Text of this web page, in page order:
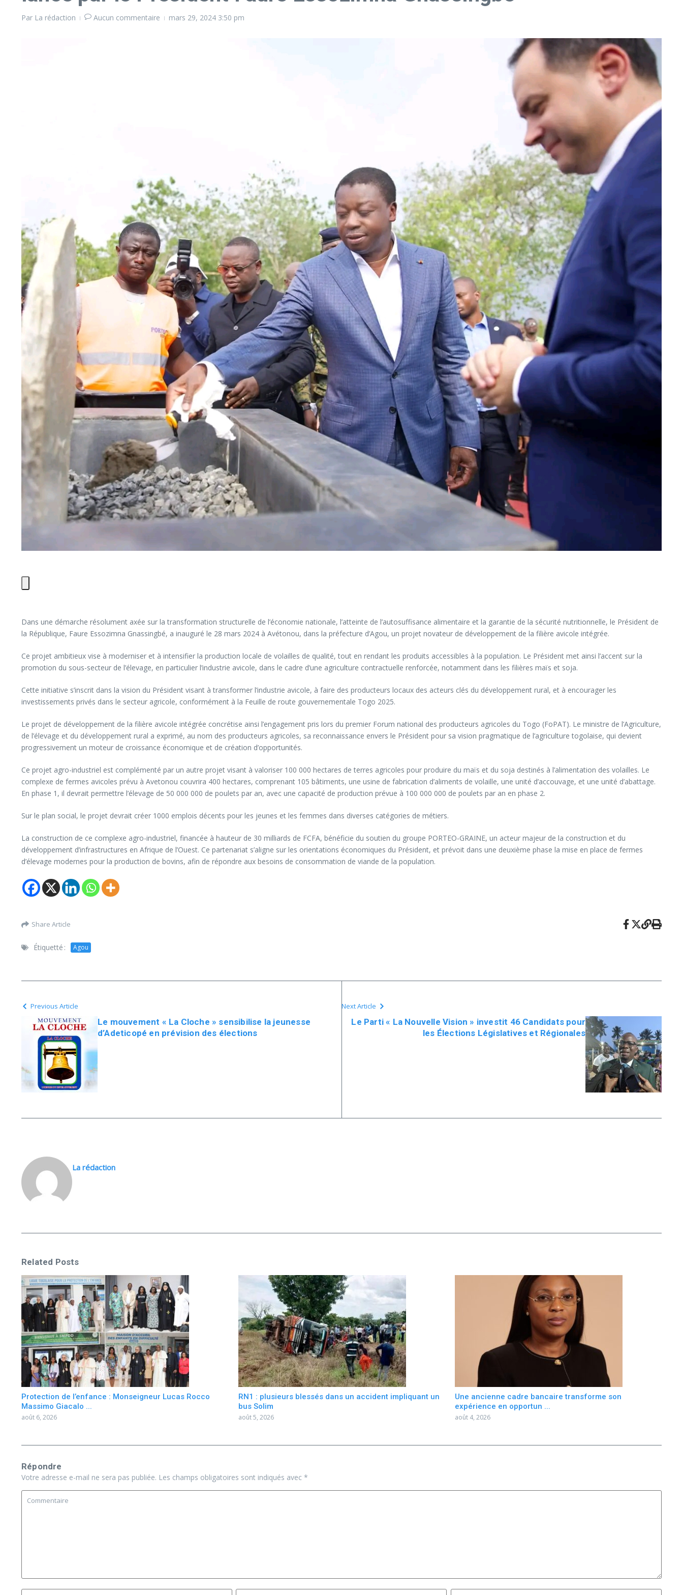
Par La rédaction Aucun commentaire mars 29, 2024 3:50 pm
Dans une démarche résolument axée sur la transformation structurelle de l’économie nationale, l’atteinte de l’autosuffisance alimentaire et la garantie de la sécurité nutritionnelle, le Président de
la République, Faure Essozimna Gnassingbé, a inauguré le 28 mars 2024 à Avétonou, dans la préfecture d’Agou, un projet novateur de développement de la filière avicole intégrée.
Ce projet ambitieux vise à moderniser et à intensifier la production locale de volailles de qualité, tout en rendant les produits accessibles à la population. Le Président met ainsi l’accent sur la
promotion du sous-secteur de l’élevage, en particulier l’industrie avicole, dans le cadre d’une agriculture contractuelle renforcée, notamment dans les filières maïs et soja.
Cette initiative s’inscrit dans la vision du Président visant à transformer l’industrie avicole, à faire des producteurs locaux des acteurs clés du développement rural, et à encourager les
investissements privés dans le secteur agricole, conformément à la Feuille de route gouvernementale Togo 2025.
Le projet de développement de la filière avicole intégrée concrétise ainsi l’engagement pris lors du premier Forum national des producteurs agricoles du Togo (FoPAT). Le ministre de l’Agriculture,
de l’élevage et du développement rural a exprimé, au nom des producteurs agricoles, sa reconnaissance envers le Président pour sa vision pragmatique de l’agriculture togolaise, qui devient
progressivement un moteur de croissance économique et de création d’opportunités.
Ce projet agro-industriel est complémenté par un autre projet visant à valoriser 100 000 hectares de terres agricoles pour produire du maïs et du soja destinés à l’alimentation des volailles. Le
complexe de fermes avicoles prévu à Avetonou couvrira 400 hectares, comprenant 105 bâtiments, une usine de fabrication d’aliments de volaille, une unité d’accouvage, et une unité d’abattage.
En phase 1, il devrait permettre l’élevage de 50 000 000 de poulets par an, avec une capacité de production prévue à 100 000 000 de poulets par an en phase 2.
Sur le plan social, le projet devrait créer 1000 emplois décents pour les jeunes et les femmes dans diverses catégories de métiers.
La construction de ce complexe agro-industriel, financée à hauteur de 30 milliards de FCFA, bénéficie du soutien du groupe PORTEO-GRAINE, un acteur majeur de la construction et du
développement d’infrastructures en Afrique de l’Ouest. Ce partenariat s’aligne sur les orientations économiques du Président, et prévoit dans une deuxième phase la mise en place de fermes
d’élevage modernes pour la production de bovins, afin de répondre aux besoins de consommation de viande de la population.
Share Article
Étiquetté : Agou
Previous Article
Le mouvement « La Cloche » sensibilise la jeunesse
d’Adeticopé en prévision des élections
Next Article
Le Parti « La Nouvelle Vision » investit 46 Candidats pour
les Élections Législatives et Régionales
La rédaction
Related Posts
Protection de l’enfance : Monseigneur Lucas Rocco
Massimo Giacalo ...
août 6, 2026
RN1 : plusieurs blessés dans un accident impliquant un
bus Solim
août 5, 2026
Une ancienne cadre bancaire transforme son
expérience en opportun ...
août 4, 2026
Répondre
Votre adresse e-mail ne sera pas publiée. Les champs obligatoires sont indiqués avec *